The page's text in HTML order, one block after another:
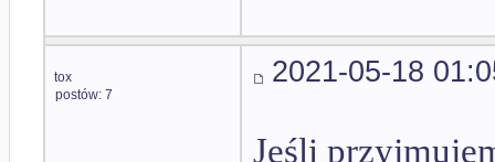
tox
postów: 7
2021-05-18
Jeśli